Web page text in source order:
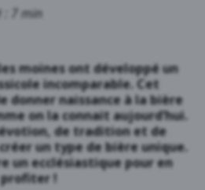
: 7 min
moines ont développé un
incomparable. Cet
donner naissance à la bière
on la connait aujourd’hui.
de tradition et de
un type de bière unique.
un ecclésiastique pour en
profiter !